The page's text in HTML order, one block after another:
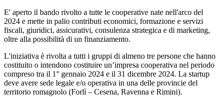
E' aperto il bando rivolto a tutte le cooperative nate nell'arco del
2024 e mette in palio contributi economici, formazione e servizi
fiscali, giuridici, assicurativi, consulenza strategica e di marketing,
oltre alla possibilità di un finanziamento.
L'iniziativa è rivolta a tutti i gruppi di almeno tre persone che hanno
costituito o intendono costituire un’impresa cooperativa nel periodo
compreso tra il 1° gennaio 2024 e il 31 dicembre 2024. La startup
deve avere sede legale e/o operativa in una delle provincie del
territorio romagnolo (Forlì – Cesena, Ravenna e Rimini).